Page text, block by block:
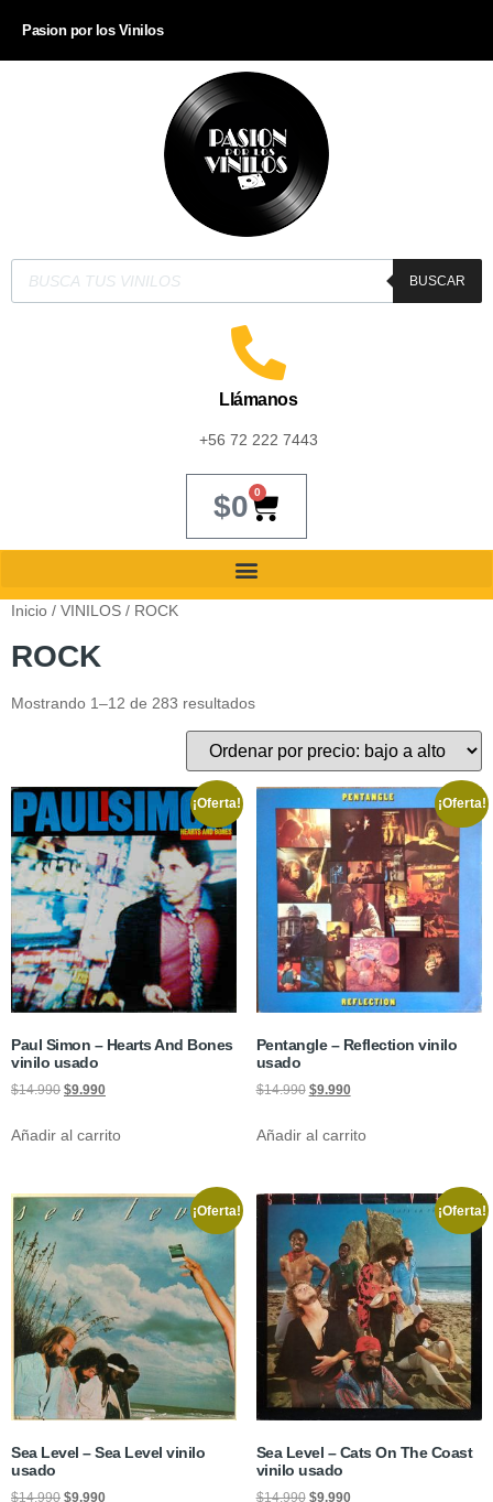
Pasion por los Vinilos
BUSCAR
Llámanos
+56 72 222 7443
$0 0
Inicio / VINILOS / ROCK
ROCK
Mostrando 1–12 de 283 resultados
¡Oferta!
Paul Simon ‎– Hearts And Bones
vinilo usado
$14.990 $9.990
Añadir al carrito
¡Oferta!
Pentangle ‎– Reflection vinilo
usado
$14.990 $9.990
Añadir al carrito
¡Oferta!
Sea Level ‎– Sea Level vinilo
usado
$14.990 $9.990
¡Oferta!
Sea Level ‎– Cats On The Coast
vinilo usado
$14.990 $9.990